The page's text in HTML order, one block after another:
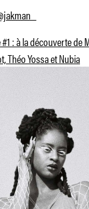
#1 : à la découverte de
Théo Yossa et Nubia